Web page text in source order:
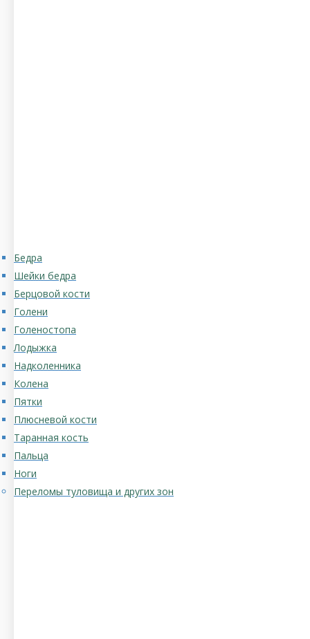
Бедра
Шейки бедра
Берцовой кости
Голени
Голеностопа
Лодыжка
Надколенника
Колена
Пятки
Плюсневой кости
Таранная кость
Пальца
Ноги
Переломы туловища и других зон